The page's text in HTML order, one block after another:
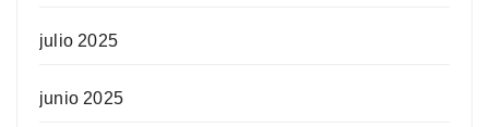
julio 2025
junio 2025